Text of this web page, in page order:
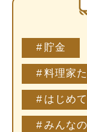
貯金
料理家
はじめ
みんな